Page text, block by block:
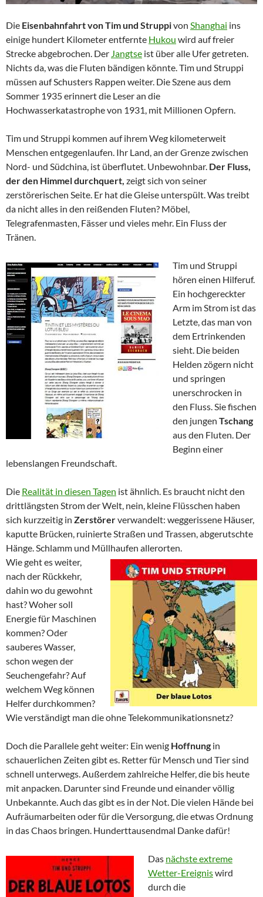
Die Eisenbahnfahrt von Tim und Struppivon Shanghai ins
einige hundert Kilometer entfernte Hukou wird auf freier
Strecke abgebrochen. Der Jangtse ist über alle Ufer getreten.
Nichts da, was die Fluten bändigen könnte. Tim und Struppi
müssen auf Schusters Rappen weiter. Die Szene aus dem
Sommer 1935 erinnert die Leser an die
Hochwasserkatastrophe von 1931, mit Millionen Opfern.
Tim und Struppi kommen auf ihrem Weg kilometerweit
Menschen entgegenlaufen. Ihr Land, an der Grenze zwischen
Nord- und Südchina, ist überflutet. Unbewohnbar. Der Fluss,
der den Himmel durchquert, zeigt sich von seiner
zerstörerischen Seite. Er hat die Gleise unterspült. Was treibt
da nicht alles in den reißenden Fluten? Möbel,
Telegrafenmasten, Fässer und vieles mehr. Ein Fluss der
Tränen.
Tim und Struppi
hören einen Hilferuf.
Ein hochgereckter
Arm im Strom ist das
Letzte, das man von
dem Ertrinkenden
sieht. Die beiden
Helden zögern nicht
und springen
unerschrocken in
den Fluss. Sie fischen
den jungen Tschang
aus den Fluten. Der
Beginn einer
lebenslangen Freundschaft.
Die Realität in diesen Tagen ist ähnlich. Es braucht nicht den
drittlängsten Strom der Welt, nein, kleine Flüsschen haben
sich kurzzeitig in Zerstörerverwandelt: weggerissene Häuser,
kaputte Brücken, ruinierte Straßen und Trassen, abgerutschte
Hänge. Schlamm und Müllhaufen allerorten.
Wie geht es weiter,
nach der Rückkehr,
dahin wo du gewohnt
hast? Woher soll
Energie für Maschinen
kommen? Oder
sauberes Wasser,
schon wegen der
Seuchengefahr? Auf
welchem Weg können
Helfer durchkommen?
Wie verständigt man die ohne Telekommunikationsnetz?
Doch die Parallele geht weiter: Ein wenig Hoffnung in
schauerlichen Zeiten gibt es. Retter für Mensch und Tier sind
schnell unterwegs. Außerdem zahlreiche Helfer, die bis heute
mit anpacken. Darunter sind Freunde und einander völlig
Unbekannte. Auch das gibt es in der Not. Die vielen Hände bei
Aufräumarbeiten oder für die Versorgung, die etwas Ordnung
in das Chaos bringen. Hunderttausendmal Danke dafür!
Das nächste extreme
Wetter-Ereigniswird
durch die